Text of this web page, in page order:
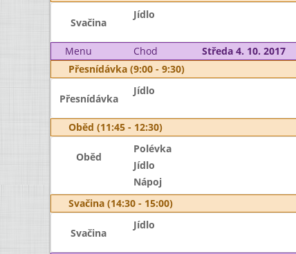
Svačina
Jídlo
Menu Chod Středa 4. 10. 2017
Přesnídávka (9:00 - 9:30)
Přesnídávka
Jídlo
Oběd (11:45 - 12:30)
Oběd
Polévka
Jídlo
Nápoj
Svačina (14:30 - 15:00)
Svačina
Jídlo